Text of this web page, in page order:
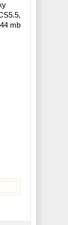
mb